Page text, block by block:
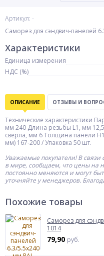
Артикул: -
Саморез для сэндвич-панелей
Характеристики
Единица измерения
НДС (%)
ОПИСАНИЕ ОТЗЫВЫ И
Технические характеристики
мм 240 Длина резьбы L1, мм
сверла, мм 6 Толщина панели
мм) 167-200 / Упаковка 50 шт.
Уважаемые покупатели! В
в мире, сообщаем, что цены на
постоянно меняются и могут
уточняйте у менеджеров.
Похожие товары
Саморез для
1014
79,90 руб.